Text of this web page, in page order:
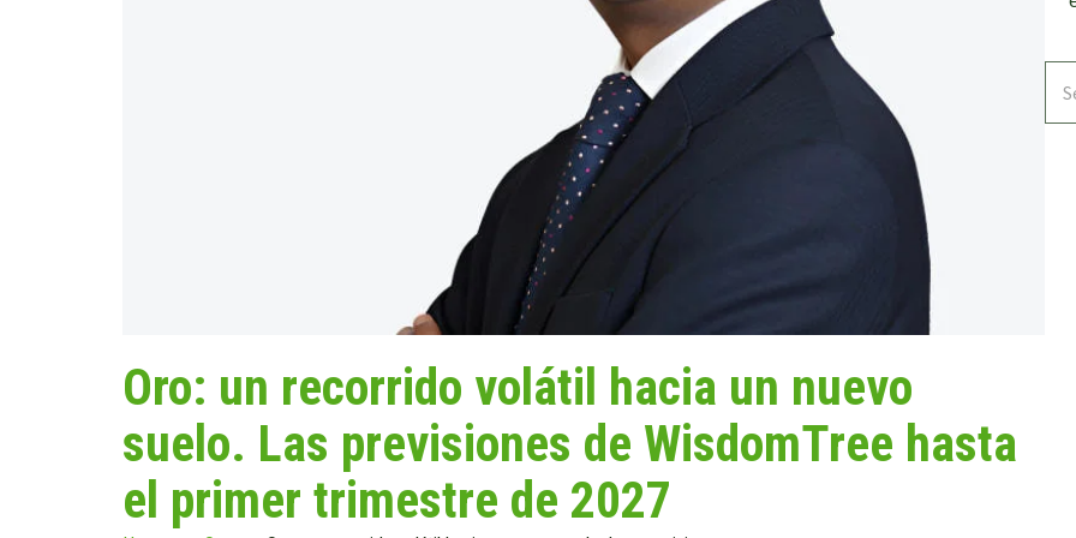
Oro: un recorrido volátil hacia un nuevo
suelo. Las previsiones de WisdomTree hasta
el primer trimestre de 2027